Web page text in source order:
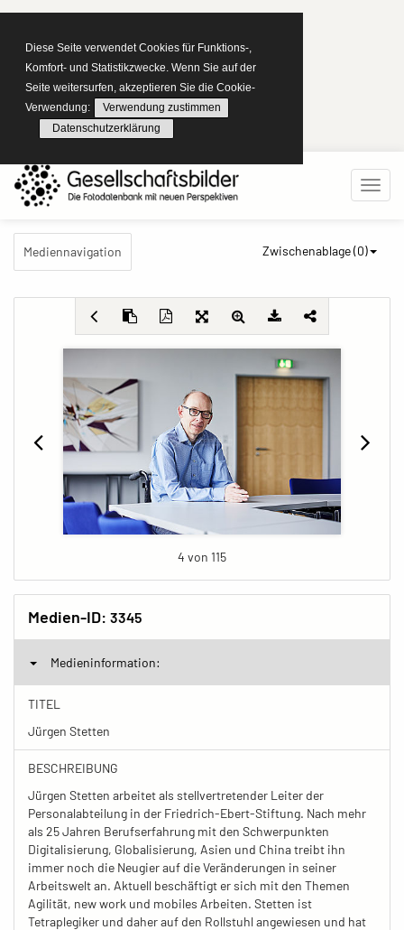
Diese Seite verwendet Cookies für Funktions-,
Komfort- und Statistikzwecke. Wenn Sie auf der
Seite weitersurfen, akzeptieren Sie die Cookie-
Verwendung:
Verwendung zustimmen
Datenschutzerklärung
Mediennavigation Zwischenablage (0)
4 von 115
Medien-ID: 3345
Medieninformation:
TITEL
Jürgen Stetten
BESCHREIBUNG
Jürgen Stetten arbeitet als stellvertretender Leiter der
Personalabteilung in der Friedrich-Ebert-Stiftung. Nach mehr
als 25 Jahren Berufserfahrung mit den Schwerpunkten
Digitalisierung, Globalisierung, Asien und China treibt ihn
immer noch die Neugier auf die Veränderungen in seiner
Arbeitswelt an. Aktuell beschäftigt er sich mit den Themen
Agilität, new work und mobiles Arbeiten. Stetten ist
Tetraplegiker und daher auf den Rollstuhl angewiesen und hat